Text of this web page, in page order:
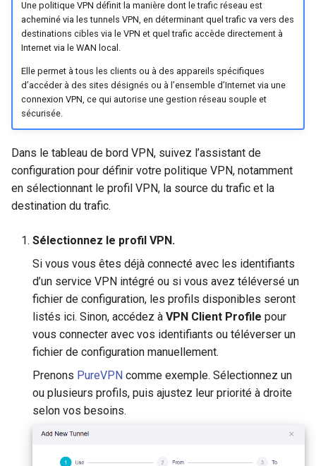
Une politique VPN définit la manière dont le trafic réseau est
acheminé via les tunnels VPN, en déterminant quel trafic va vers des
destinations cibles via le VPN et quel trafic accède directement à
Internet via le WAN local.
Elle permet à tous les clients ou à des appareils spécifiques
d’accéder à des sites désignés ou à l’ensemble d’Internet via une
connexion VPN, ce qui autorise une gestion réseau souple et
sécurisée.
Dans le tableau de bord VPN, suivez l’assistant de
configuration pour définir votre politique VPN, notamment
en sélectionnant le profil VPN, la source du trafic et la
destination du trafic.
Sélectionnez le profil VPN.
Si vous vous êtes déjà connecté avec les identifiants
d’un service VPN intégré ou si vous avez téléversé un
fichier de configuration, les profils disponibles seront
listés ici. Sinon, accédez à VPN Client Profile pour
vous connecter avec vos identifiants ou téléverser un
fichier de configuration manuellement.
Prenons PureVPN comme exemple. Sélectionnez un
ou plusieurs profils, puis ajustez leur priorité à droite
selon vos besoins.